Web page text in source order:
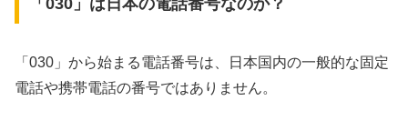
「030」は日本の電話番号なのか？
「030」から始まる電話番号は、日本国内の一般的な固定
電話や携帯電話の番号ではありません。